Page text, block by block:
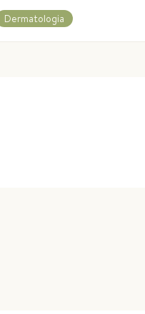
Dermatologia